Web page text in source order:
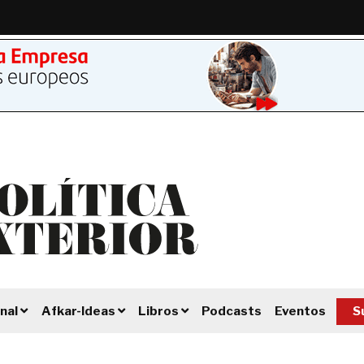
Afkar-Ideas Libros Podcasts Eventos